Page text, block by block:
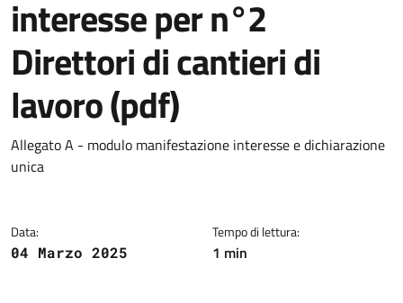
interesse per n°2
Direttori di cantieri di
lavoro (pdf)
Dettagli del documento
Allegato A - modulo manifestazione interesse e dichiarazione
unica
Data:
04 Marzo 2025
Tempo di lettura:
1 min